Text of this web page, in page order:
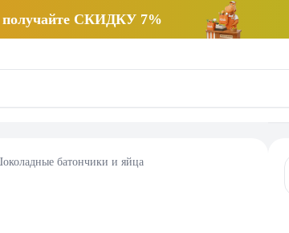
СКИДКУ 7%
батончики и яйца